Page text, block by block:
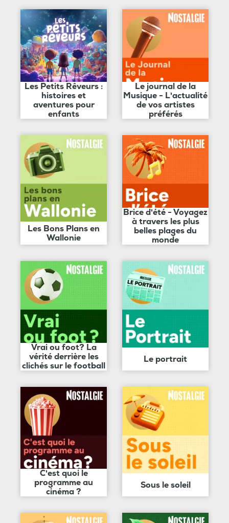
Les Petits Rêveurs :
histoires et
aventures pour
enfants
Le journal de la
Musique - L'actualité
de vos artistes
préférés
Les Bons Plans en
Wallonie
Brice d'été - Voyagez
à travers les plus
belles plages du
monde
Vrai ou foot? La
vérité derrière les
clichés sur le football
Le portrait
C'est quoi le
programme au
cinéma ?
Sous le soleil